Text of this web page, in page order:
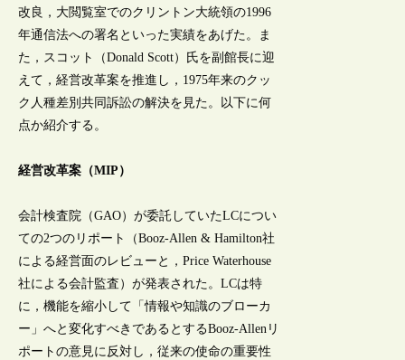
改良，大閲覧室でのクリントン大統領の1996
年通信法への署名といった実績をあげた。ま
た，スコット（Donald Scott）氏を副館長に迎
えて，経営改革案を推進し，1975年来のクッ
ク人種差別共同訴訟の解決を見た。以下に何
点か紹介する。
経営改革案（MIP）
会計検査院（GAO）が委託していたLCについ
ての2つのリポート（Booz-Allen & Hamilton社
による経営面のレビューと，Price Waterhouse
社による会計監査）が発表された。LCは特
に，機能を縮小して「情報や知識のブローカ
ー」へと変化すべきであるとするBooz-Allenリ
ポートの意見に反対し，従来の使命の重要性